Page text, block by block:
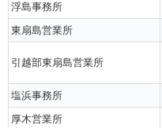
浮島事務所
東扇島営業所
引越部東扇島営業所
塩浜事務所
厚木営業所